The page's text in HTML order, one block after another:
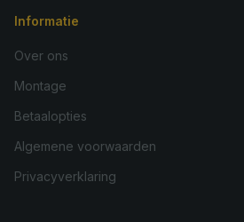
Informatie
Over ons
Montage
Betaalopties
Algemene voorwaarden
Privacyverklaring